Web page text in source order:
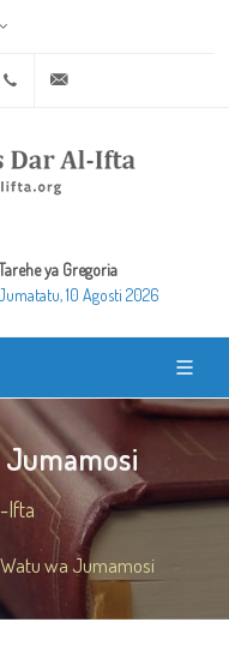
+20 2 25970400
ya Gregoria
10 Agosti 2026
Jumamosi
Ifta
wa Jumamosi